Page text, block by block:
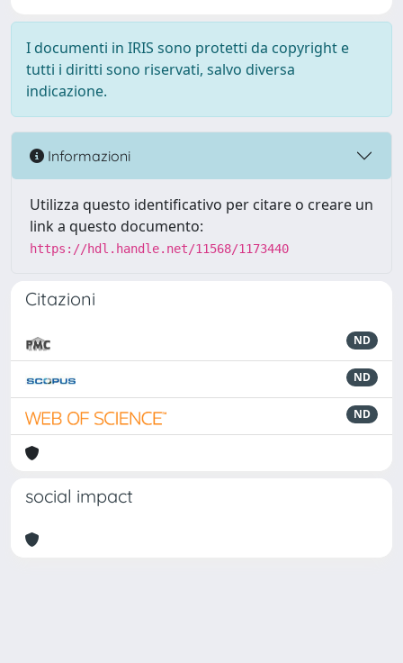
I documenti in IRIS sono protetti da copyright e
tutti i diritti sono riservati, salvo diversa
indicazione.
Informazioni
Utilizza questo identificativo per citare o creare un
link a questo documento:
https://hdl.handle.net/11568/1173440
Citazioni
ND
ND
ND
social impact